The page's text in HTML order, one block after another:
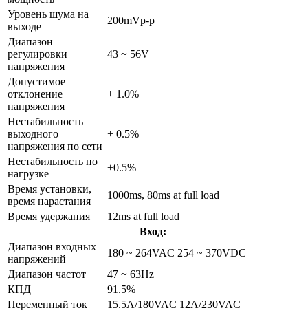
Уровень шума на
выходе
200mVp-p
Диапазон
регулировки
напряжения
43 ~ 56V
Допустимое
отклонение
напряжения
+ 1.0%
Нестабильность
выходного
напряжения по сети
+ 0.5%
Нестабильность по
нагрузке
±0.5%
Время установки,
время нарастания
1000ms, 80ms at full load
Время удержания
12ms at full load
Вход:
Диапазон входных
напряжений
180 ~ 264VAC 254 ~ 370VDC
Диапазон частот
47 ~ 63Hz
КПД
91.5%
Переменный ток
15.5A/180VAC 12A/230VAC